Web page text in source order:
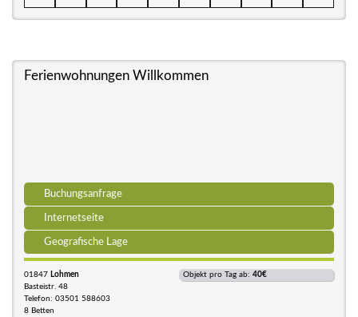
Ferienwohnungen Willkommen
Buchungsanfrage
Internetseite
Geografische Lage
01847 Lohmen
Basteistr. 48
Telefon: 03501 588603
8 Betten
Objekt pro Tag ab: 40€